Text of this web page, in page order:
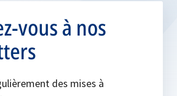
vous à nos
des mises à